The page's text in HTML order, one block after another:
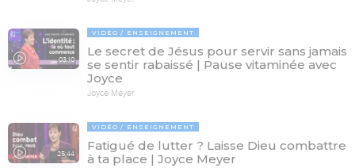
03:10
VIDÉO ENSEIGNEMENT
Le secret de Jésus pour servir sans jamais
se sentir rabaissé | Pause vitaminée avec
Joyce
Joyce Meyer
25:44
VIDÉO ENSEIGNEMENT
Fatigué de lutter ? Laisse Dieu combattre
à ta place | Joyce Meyer